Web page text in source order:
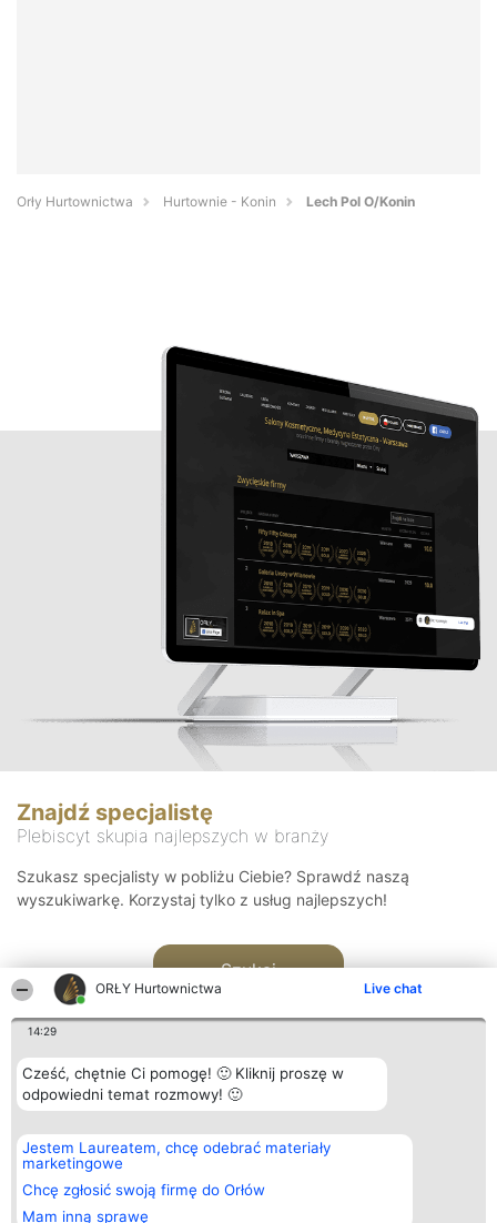
ORŁY Hurtownictwa Live chat
14:29
Cześć, chętnie Ci pomogę! 🙂 Kliknij proszę w
odpowiedni temat rozmowy! 🙂
Jestem Laureatem, chcę odebrać materiały
marketingowe
Chcę zgłosić swoją firmę do Orłów
Mam inną sprawę
Orły Hurtownictwa Hurtownie - Konin Lech Pol O/Konin
Znajdź specjalistę
Plebiscyt skupia najlepszych w branży
Szukasz specjalisty w pobliżu Ciebie? Sprawdź naszą
wyszukiwarkę. Korzystaj tylko z usług najlepszych!
Szukaj
Organizator plebiscytu
Bright Side Solutions sp. z o.
o. sp. k.
ul. Ruska 22
Wrocław 50-079
KRS 0000749100 | Regon
Plebiscyt
Laureaci
wszystkich
Laureatów
Kontakt
Kontakt